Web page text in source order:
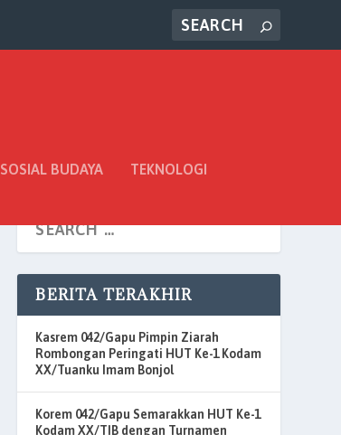
SOSIAL BUDAYA TEKNOLOGI
BERITA TERAKHIR
Kasrem 042/Gapu Pimpin Ziarah
Rombongan Peringati HUT Ke-1 Kodam
XX/Tuanku Imam Bonjol
Korem 042/Gapu Semarakkan HUT Ke-1
Kodam XX/TIB dengan Turnamen